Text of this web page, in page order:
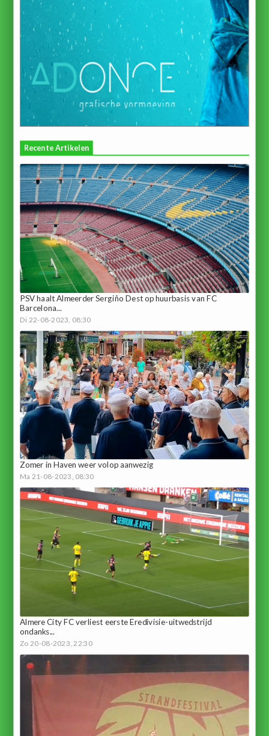
Recente Artikelen
PSV haalt Almeerder Sergiño Dest op huurbasis van FC
Barcelona...
Di 22-08-2023, 08:30
Zomer in Haven weer volop aanwezig
Ma 21-08-2023, 08:30
Almere City FC verliest eerste Eredivisie-uitwedstrijd
ondanks...
Zo 20-08-2023, 22:30